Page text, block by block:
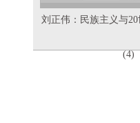
刘正伟：民族主义与
(4)